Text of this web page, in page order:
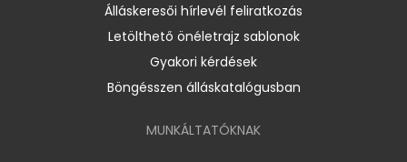
Álláskeresői hírlevél feliratkozás
Letölthető önéletrajz sablonok
Gyakori kérdések
Böngésszen álláskatalógusban
MUNKÁLTATÓKNAK